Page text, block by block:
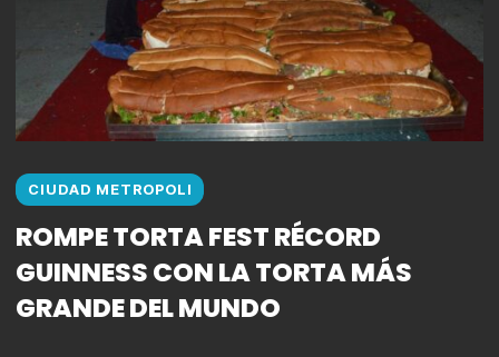
CIUDAD METROPOLI
ROMPE TORTA FEST RÉCORD
GUINNESS CON LA TORTA MÁS
GRANDE DEL MUNDO